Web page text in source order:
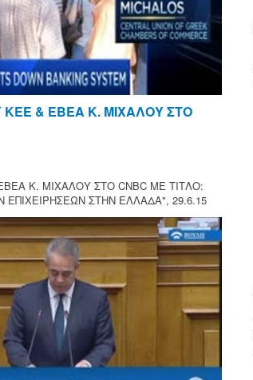
& ΕΒΕΑ Κ. ΜΙΧΑΛΟΥ ΣΤΟ
Κ. ΜΙΧΑΛΟΥ ΣΤΟ CNBC ΜΕ ΤΙΤΛΟ:
ΣΤΗΝ ΕΛΛΑΔΑ", 29.6.15